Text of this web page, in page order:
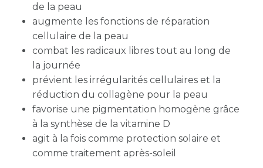
de la peau
augmente les fonctions de réparation
cellulaire de la peau
combat les radicaux libres tout au long de
la journée
prévient les irrégularités cellulaires et la
réduction du collagène pour la peau
favorise une pigmentation homogène grâce
à la synthèse de la vitamine D
agit à la fois comme protection solaire et
comme traitement après-soleil